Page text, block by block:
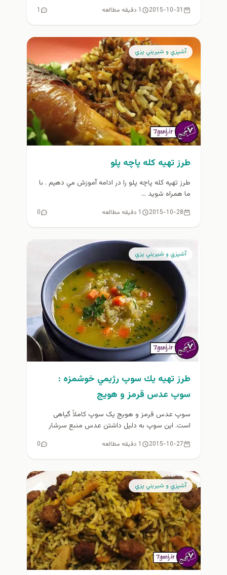
2015-10-31 1 دقیقه مطالعه 1
آشپزي و شيريني پزي
طرز تهيه كله پاچه پلو
طرز تهيه كله پاچه پلو را در ادامه آموزش مي دهيم . با
ما همراه شويد ...
2015-10-28 1 دقیقه مطالعه 0
آشپزي و شيريني پزي
طرز تهيه يك سوپ رژيمي خوشمزه :
سوپ عدس قرمز و هویج
سوپ عدس قرمز و هویج یک سوپ کاملاً گیاهی
است. این سوپ به دلیل داشتن عدس منبع سرشار
2015-10-27 1 دقیقه مطالعه 0
آشپزي و شيريني پزي